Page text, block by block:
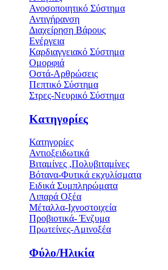
Ανοσοποιητικό Σύστημα
Αντιγήρανση
Διαχείρηση Βάρους
Ενέργεια
Καρδιαγγειακό Σύστημα
Ομορφιά
Οστά-Αρθρώσεις
Πεπτικό Σύστημα
Στρες-Νευρικό Σύστημα
Κατηγορίες
Κατηγορίες
Αντιοξειδωτικά
Βιταμίνες ,Πολυβιταμίνες
Βότανα-Φυτικά εκχυλίσματα
Ειδικά Συμπληρώματα
Λιπαρά Οξέα
Μέταλλα-Ιχνοστοιχεία
Προβιοτικά- Ένζυμα
Πρωτείνες-Αμινοξέα
Φύλο/Ηλικία